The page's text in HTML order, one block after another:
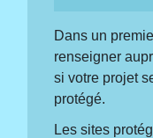
Dans un
renseigner
si votre projet
protégé.
Les sites